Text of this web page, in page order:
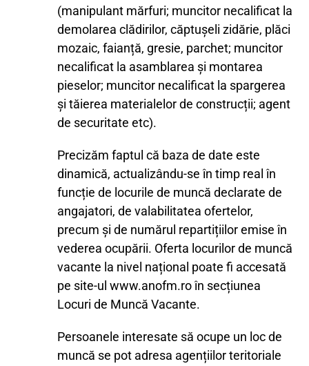
(manipulant mărfuri; muncitor necalificat la
demolarea clădirilor, căptușeli zidărie, plăci
mozaic, faianță, gresie, parchet; muncitor
necalificat la asamblarea și montarea
pieselor; muncitor necalificat la spargerea
și tăierea materialelor de construcții; agent
de securitate etc).
Precizăm faptul că baza de date este
dinamică, actualizându-se în timp real în
funcție de locurile de muncă declarate de
angajatori, de valabilitatea ofertelor,
precum și de numărul repartițiilor emise în
vederea ocupării. Oferta locurilor de muncă
vacante la nivel național poate fi accesată
pe site-ul www.anofm.ro în secțiunea
Locuri de Muncă Vacante.
Persoanele interesate să ocupe un loc de
muncă se pot adresa agențiilor teritoriale